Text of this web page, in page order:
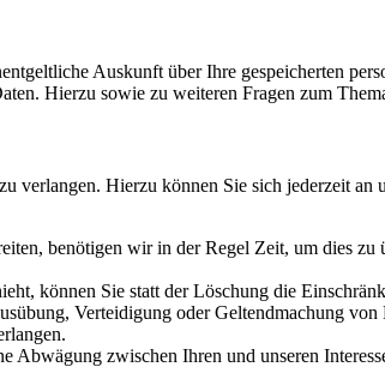
Auskunft über Ihre gespeicherten
Hierzu sowie zu weiteren Fragen zum
verlangen. Hierzu können Sie sich jederzeit
benötigen wir in der Regel Zeit, um dies
können Sie statt der Löschung die
Verteidigung oder Geltendmachung von
zwischen Ihren und unseren